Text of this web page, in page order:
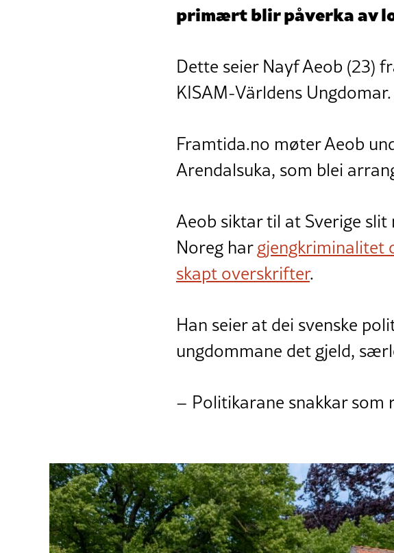
primært blir påverka av
Dette seier Nayf Aeob (23)
KISAM-Världens Ungdomar.
Framtida.no møter Aeob
Arendalsuka, som blei
Aeob siktar til at Sverige
Noreg hargjengkriminalitet
skapt overskrifter.
Han seier at dei svenske
ungdommane det gjeld,
– Politikarane snakkar som